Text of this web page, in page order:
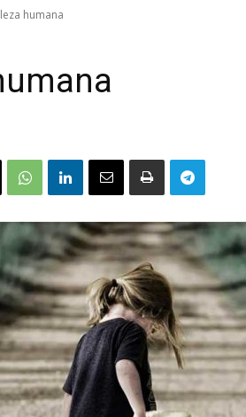
humana